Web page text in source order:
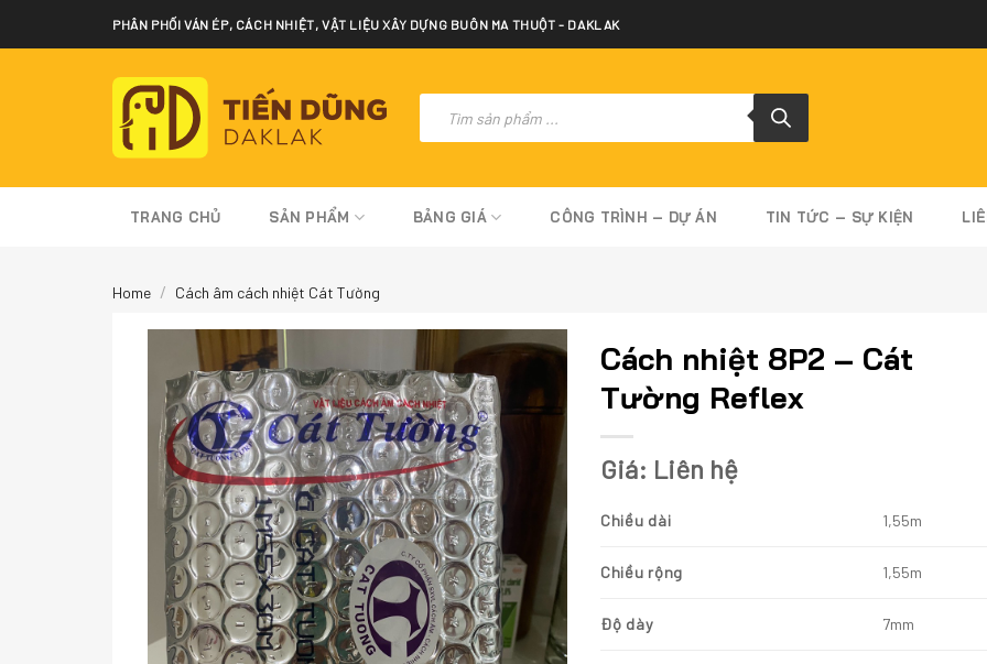
PHÂN PHỐI VÁN ÉP, CÁCH NHIỆT, VẬT LIỆU XÂY DỰNG BUÔN MA THUỘT - DAKLAK
Tìm
phẩm
TRANG CHỦ SẢN PHẨM BẢNG GIÁ CÔNG TRÌNH – DỰ ÁN TIN TỨC – SỰ KIỆN
Home / Cách âm cách nhiệt Cát Tường
Cách nhiệt 8P2 – Cát
Tường Reflex
Giá: Liên hệ
Chiều dài 1,55m
Chiều rộng 1,55m
Độ dày 7mm